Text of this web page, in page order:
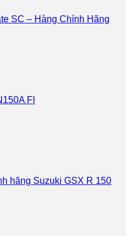
SC – Hàng Chính Hãng
FI
hãng Suzuki GSX R 150